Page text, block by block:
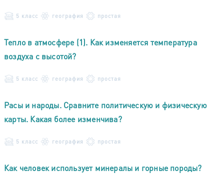
5 класс география простая
Тепло в атмосфере (1). Как изменяется температура
воздуха с высотой?
5 класс география простая
Расы и народы. Сравните политическую и физическую
карты. Какая более изменчива?
5 класс география простая
Как человек использует минералы и горные породы?